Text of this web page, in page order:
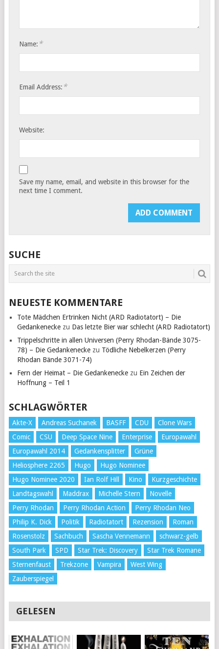
Name: *
Email Address: *
Website:
Save my name, email, and website in this browser for the
next time I comment.
SUCHE
NEUESTE KOMMENTARE
Tote Mädchen Ertrinken Nicht (ARD Radiotatort) – Die
Gedankeneckezu Das letzte Bier war schlecht (ARD Radiotatort)
Trippelschritte in allen Universen (Perry Rhodan-Bände 3075-
78) – Die Gedankeneckezu Tödliche Nebelkerzen (Perry
Rhodan Bände 3071-74)
Fern der Heimat – Die Gedankeneckezu Ein Zeichen der
Hoffnung – Teil 1
SCHLAGWÖRTER
Akte-X Andreas Suchanek BASFF CDU
Clone Wars
Comic
CSU Deep Space Nine Enterprise
Europawahl
Europawahl 2014
Gedankensplitter
Grüne
Heliosphere 2265
Hugo
Hugo Nominee
Hugo Nominee 2020
Ian Rolf Hill Kino
Kurzgeschichte
Landtagswahl
Maddrax Michelle Stern
Novelle
Perry Rhodan
Perry Rhodan Action
Perry Rhodan Neo
Philip K. Dick
Politik Radiotatort Rezension
Roman
Rosenstolz
Sachbuch Sascha Vennemann
schwarz-gelb
South Park
SPD Star Trek: Discovery
Star Trek Romane
Sternenfaust
Trekzone Vampira
West Wing
Zauberspiegel
GELESEN